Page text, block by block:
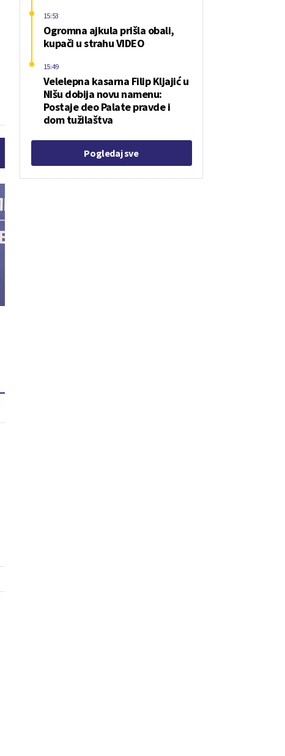
Ogromna ajkula prišla obali,
kupači u strahu VIDEO
15:53
Velelepna kasarna Filip Kljajić u
NIšu dobija novu namenu:
Postaje deo Palate pravde i
dom tužilaštva
15:49
Pogledaj sve